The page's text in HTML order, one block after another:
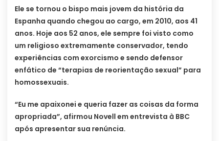
Ele se tornou o bispo mais jovem da história da
Espanha quando chegou ao cargo, em 2010, aos 41
anos. Hoje aos 52 anos, ele sempre foi visto como
um religioso extremamente conservador, tendo
experiências com exorcismo e sendo defensor
enfático de “terapias de reorientação sexual” para
homossexuais.
“Eu me apaixonei e queria fazer as coisas da forma
apropriada”, afirmou Novell em entrevista à BBC
após apresentar sua renúncia.